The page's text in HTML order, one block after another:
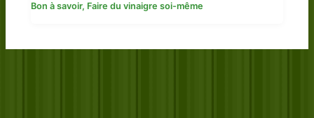
Bon à savoir, Faire du vinaigre soi-même